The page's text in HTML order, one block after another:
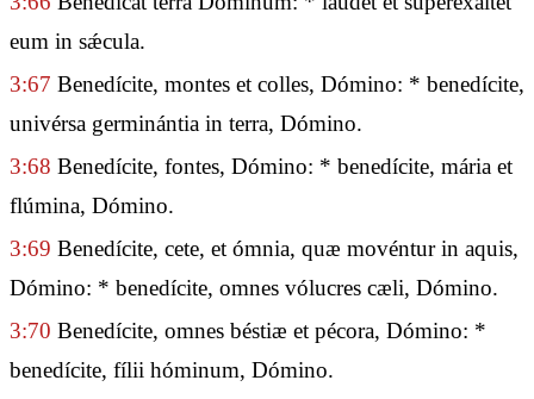
eum in sǽcula.
3:67 Benedícite, montes et colles, Dómino: * benedícite,
univérsa germinántia in terra, Dómino.
3:68 Benedícite, fontes, Dómino: * benedícite, mária et
flúmina, Dómino.
3:69 Benedícite, cete, et ómnia, quæ movéntur in aquis,
Dómino: * benedícite, omnes vólucres cæli, Dómino.
3:70 Benedícite, omnes béstiæ et pécora, Dómino: *
benedícite, fílii hóminum, Dómino.